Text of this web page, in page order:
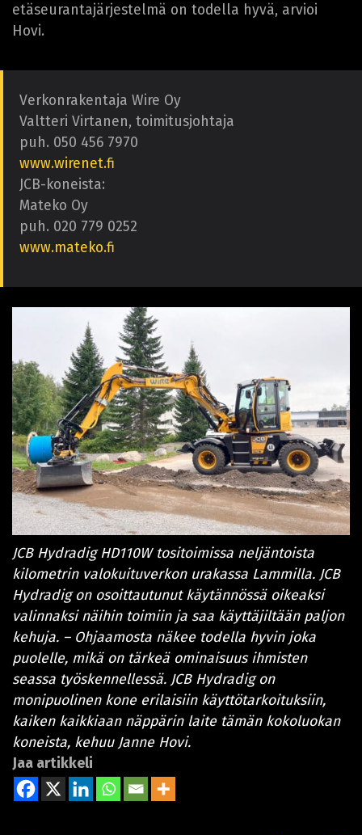
etäseurantajärjestelmä on todella hyvä, arvioi
Hovi.
Verkonrakentaja Wire Oy
Valtteri Virtanen, toimitusjohtaja
puh. 050 456 7970
www.wirenet.fi
JCB-koneista:
Mateko Oy
puh. 020 779 0252
www.mateko.fi
JCB Hydradig HD110W tositoimissa neljäntoista
kilometrin valokuituverkon urakassa Lammilla. JCB
Hydradig on osoittautunut käytännössä oikeaksi
valinnaksi näihin toimiin ja saa käyttäjiltään paljon
kehuja. – Ohjaamosta näkee todella hyvin joka
puolelle, mikä on tärkeä ominaisuus ihmisten
seassa työskennellessä. JCB Hydradig on
monipuolinen kone erilaisiin käyttötarkoituksiin,
kaiken kaikkiaan näppärin laite tämän kokoluokan
koneista, kehuu Janne Hovi.
Jaa artikkeli